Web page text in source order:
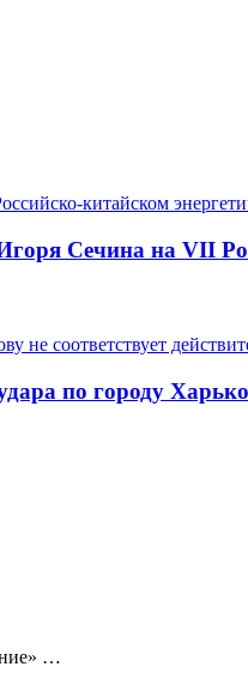
Сечина на VII
по городу
…